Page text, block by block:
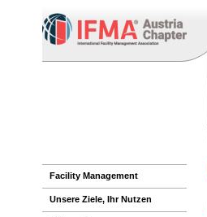
Facility Management
Unsere Ziele, Ihr Nutzen